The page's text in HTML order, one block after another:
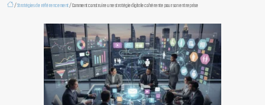
/Stratégies de référencement/ Comment construire une stratégie digitale cohérente pour son entreprise